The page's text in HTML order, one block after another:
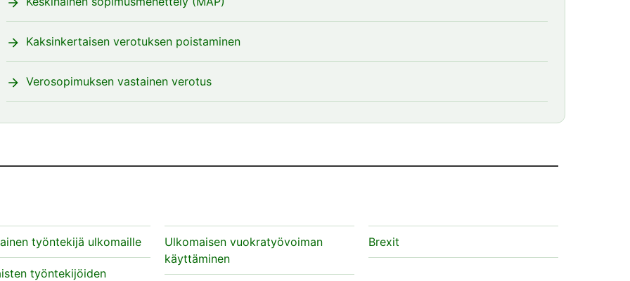
Kaksinkertaisen verotuksen poistaminen
Verosopimuksen vastainen verotus
työntekijä ulkomaille
työntekijöiden
Ulkomaisen vuokratyövoiman
käyttäminen
Brexit